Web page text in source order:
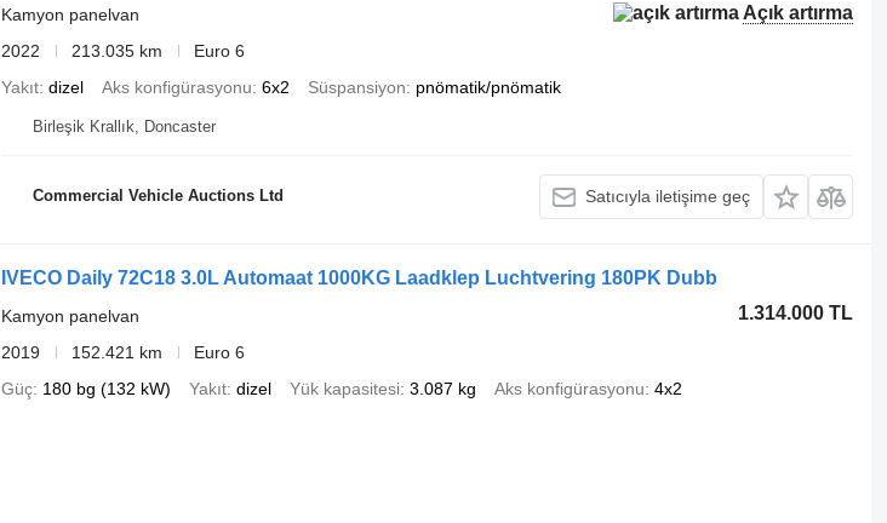
Açık artırma
Kamyon panelvan
2022
213.035 km
Euro 6
Yakıt dizel Aks konfigürasyonu 6x2 Süspansiyon pnömatik/pnömatik
Birleşik Krallık, Doncaster
Commercial Vehicle Auctions Ltd Satıcıyla iletişime geç
IVECO Daily 72C18 3.0L Automaat 1000KG Laadklep Luchtvering 180PK Dubb
1.314.000 TL
Kamyon panelvan
2019
152.421 km
Euro 6
Güç 180 bg (132 kW) Yakıt dizel Yük kapasitesi 3.087 kg Aks konfigürasyonu 4x2